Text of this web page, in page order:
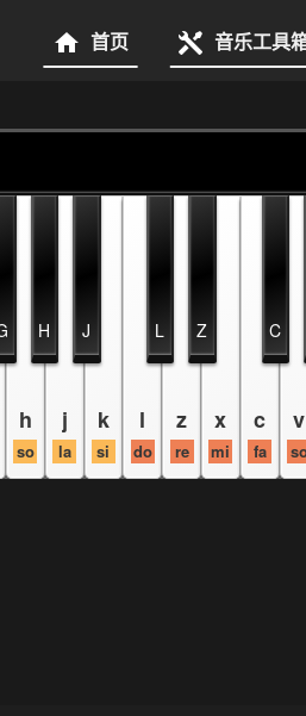
首页 音乐工具
h
so
j
la
k
si
l
do
z
re
x
mi
c
fa
v
H J L Z C